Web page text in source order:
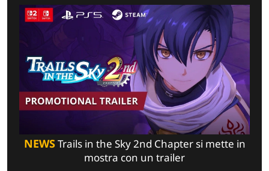
NEWSTrails in the Sky 2nd Chapter si mette in
mostra con un trailer